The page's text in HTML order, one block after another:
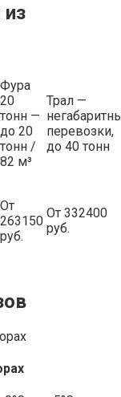
из
Фура
20
тонн —
до 20
тонн /
82 м³
Трал —
перевозки,
до 40 тонн
От
263150
руб.
От 332400
руб.